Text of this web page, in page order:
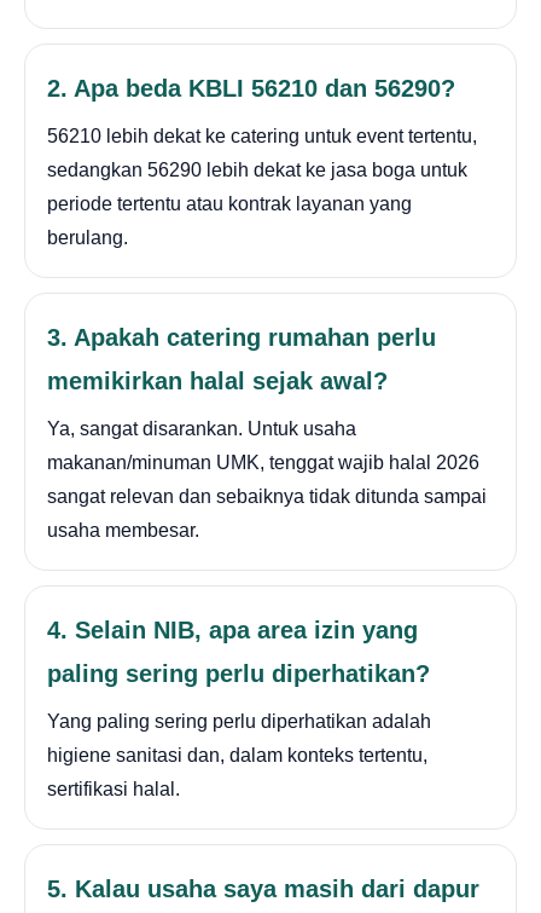
2. Apa beda KBLI 56210 dan 56290?
56210 lebih dekat ke catering untuk event tertentu,
sedangkan 56290 lebih dekat ke jasa boga untuk
periode tertentu atau kontrak layanan yang
berulang.
3. Apakah catering rumahan perlu
memikirkan halal sejak awal?
Ya, sangat disarankan. Untuk usaha
makanan/minuman UMK, tenggat wajib halal 2026
sangat relevan dan sebaiknya tidak ditunda sampai
usaha membesar.
4. Selain NIB, apa area izin yang
paling sering perlu diperhatikan?
Yang paling sering perlu diperhatikan adalah
higiene sanitasi dan, dalam konteks tertentu,
sertifikasi halal.
5. Kalau usaha saya masih dari dapur